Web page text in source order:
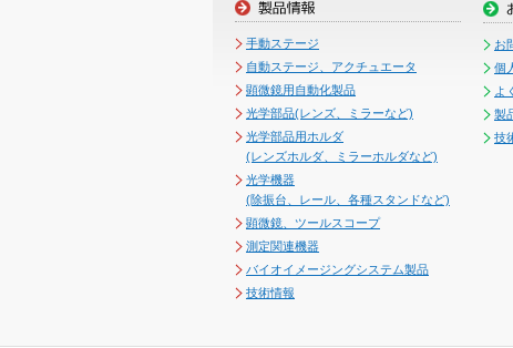
手動ステージ
自動ステージ、アクチュエータ
顕微鏡用自動化製品
光学部品(レンズ、ミラーなど)
光学部品用ホルダ
(レンズホルダ、ミラーホルダなど)
光学機器
(除振台、レール、各種スタンドなど)
顕微鏡、ツールスコープ
測定関連機器
バイオイメージングシステム製品
技術情報
お
個
よ
製
技